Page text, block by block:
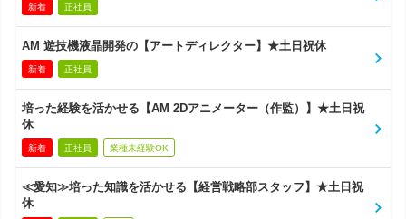
新着 正社員
AM 遊技機液晶開発の【アートディレクター】★土日祝休
新着 正社員
培った経験を活かせる【AM 2Dアニメーター（作監）】★土日祝
休
新着 正社員 業種未経験OK
≪愛知≫培った知識を活かせる【経営戦略部スタッフ】★土日祝
休